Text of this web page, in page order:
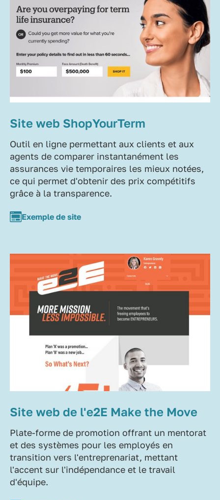
Site web ShopYourTerm
Outil en ligne permettant aux clients et aux
agents de comparer instantanément les
assurances vie temporaires les mieux notées,
ce qui permet d'obtenir des prix compétitifs
grâce à la transparence.
Exemple de site
Site web de l'e2E Make the Move
Plate-forme de promotion offrant un mentorat
et des systèmes pour les employés en
transition vers l'entreprenariat, mettant
l'accent sur l'indépendance et le travail
d'équipe.